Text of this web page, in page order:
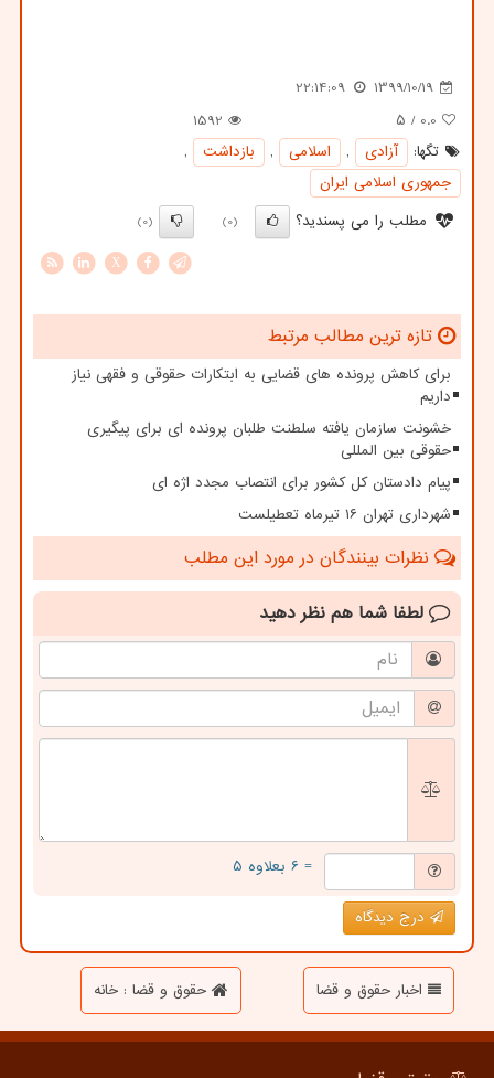
1399/10/19
22:14:09
0.0 / ۵
1592
تگها:
آزادی , اسلامی , بازداشت
,
جمهوری اسلامی ایران
مطلب را می پسندید؟
(0)
(0)
X
تازه ترین مطالب مرتبط
برای کاهش پرونده های قضایی به ابتکارات حقوقی و فقهی نیاز
داریم
خشونت سازمان یافته سلطنت طلبان پرونده ای برای پیگیری
حقوقی بین المللی
پیام دادستان کل کشور برای انتصاب مجدد اژه ای
شهرداری تهران ۱۶ تیرماه تعطیلست
نظرات بینندگان در مورد این مطلب
لطفا شما هم نظر دهید
= ۶ بعلاوه ۵
درج دیدگاه
اخبار حقوق و قضا حقوق و قضا : خانه